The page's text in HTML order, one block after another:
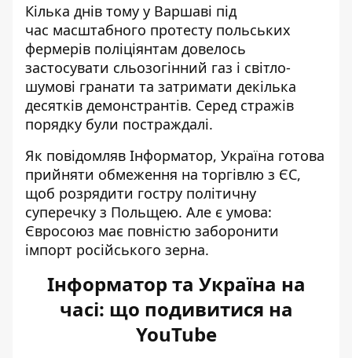
Кілька днів тому у Варшаві під
час масштабного протесту польських
фермерів поліціянтам довелось
застосувати сльозогінний газ і світло-
шумові гранати та затримати декілька
десятків демонстрантів. Серед стражів
порядку були постраждалі.
Як повідомляв Інформатор, Україна готова
прийняти обмеження на торгівлю з ЄС,
щоб розрядити гостру політичну
суперечку з Польщею. Але є умова:
Євросоюз має повністю заборонити
імпорт російського зерна.
Інформатор та Україна на
часі: що подивитися на
YouTube